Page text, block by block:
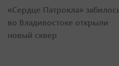
«Сердце Патрокла»
во Владивостоке открыли
новый сквер